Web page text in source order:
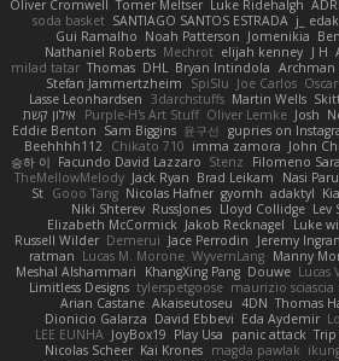
Oliver Cromwell Tomer Meltser Luke Ridehalgh
soda basket SANTIAGO SANTOS ESTRADA j_ edak
Gui Ramalho Noah Patterson Jomenikia
Nathaniel Roberts Mechrot elijah kenney J H
milad tatar Thomas DHL Bryan Intindola Archman
Stefan Jammertzheim
SpiSlu Joe Carlos
Lasse Leonhardsen
3darchstuffs Martin Wells
אילון קשת
Purple-H's Art Stuff Oliver Lemke Josh
Eddie Benton Sam Biggins 윤구선 gupries on
Beehhhh112
Chikato 710 imma zamora John
승하 이 Facundo David Lazzaro Stenz Filomeno
TheMellowMelody Jack Ryan Brad Leikam Nasi
St Gooo Tang Nicolas Hafner gyomh adaktyl
Niki Shterev RussJones Lloyd Collidge Lev
Elizabeth McCormick Jakob Recknagel Luke
Russell Wilder Demerui Jace Perrodin Jeremy
ratman Lucas M. Morone WyvernLang Manny
Meshal Alshammari
KhangXing Pang Douwe Lucas
Limitless Designs tylerspetgoose maurizio sciascia
Arian Castane Akaiseutoseu 4DN Thomas
Dionicio Galarza David Ebbevi Eda Aydemir
LEE EUNHA JoyBox19 Play Usa panic attack
Nicolas Scheer Kai Krones magda pawlak